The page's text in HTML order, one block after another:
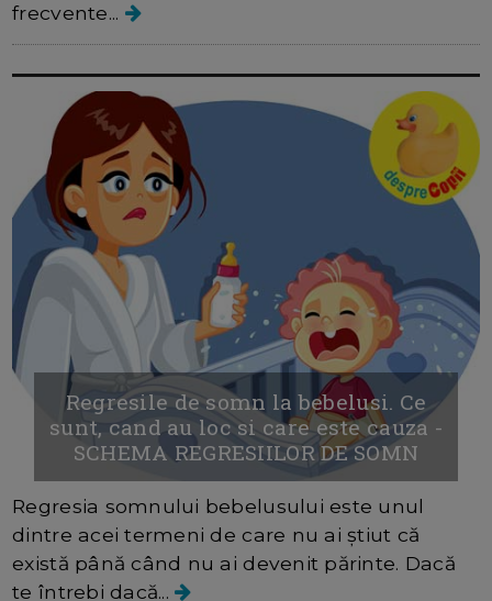
frecvente...
Regresile de somn la bebelusi. Ce
sunt, cand au loc si care este cauza -
SCHEMA REGRESIILOR DE SOMN
Regresia somnului bebelusului este unul
dintre acei termeni de care nu ai știut că
există până când nu ai devenit părinte. Dacă
te întrebi dacă...